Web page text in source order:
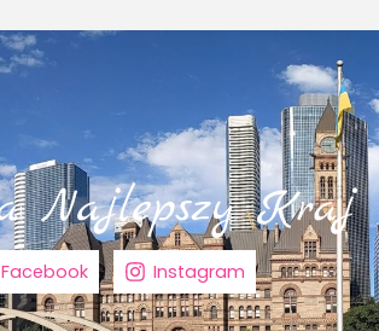
Facebook Instagram